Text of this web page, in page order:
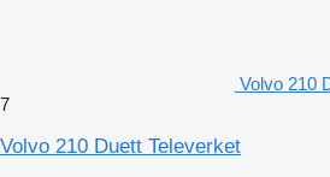
Volvo 210
7
Volvo 210 Duett Televerket